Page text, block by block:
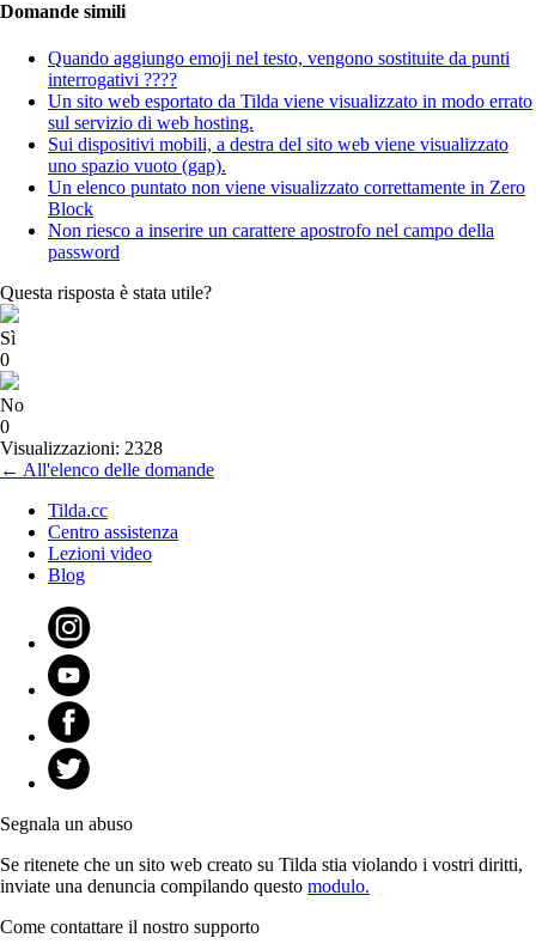
Domande simili
Quando aggiungo emoji nel testo, vengono sostituite da punti
interrogativi ????
Un sito web esportato da Tilda viene visualizzato in modo errato
sul servizio di web hosting.
Sui dispositivi mobili, a destra del sito web viene visualizzato
uno spazio vuoto (gap).
Un elenco puntato non viene visualizzato correttamente in Zero
Block
Non riesco a inserire un carattere apostrofo nel campo della
password
Questa risposta è stata utile?
Sì
0
No
0
Visualizzazioni: 2328
← All'elenco delle domande
Tilda.cc
Centro assistenza
Lezioni video
Blog
Segnala un abuso
Se ritenete che un sito web creato su Tilda stia violando i vostri diritti,
inviate una denuncia compilando questo modulo.
Come contattare il nostro supporto